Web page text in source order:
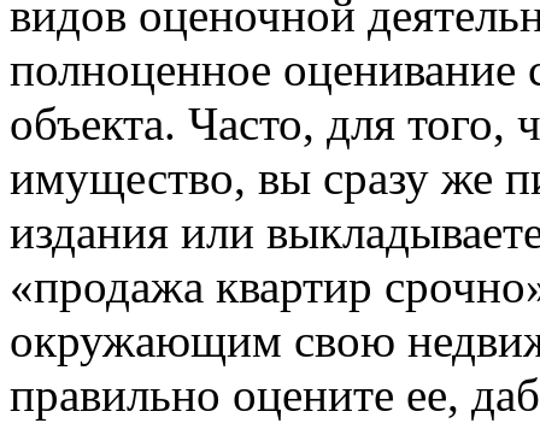
видов оценочной
полноценное
объекта. Часто, для того,
имущество, вы сразу же
издания или
«продажа квартир
окружающим свою
правильно оцените ее,